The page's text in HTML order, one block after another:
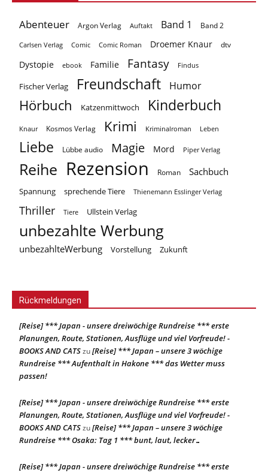
Abenteuer Argon Verlag Auftakt Band 1 Band 2
Carlsen Verlag Comic Comic Roman Droemer Knaur dtv
Dystopie ebook Familie Fantasy Findus
Fischer Verlag Freundschaft Humor
Hörbuch Katzenmittwoch Kinderbuch
Knaur Kosmos Verlag Krimi Kriminalroman Leben
Liebe Lübbe audio Magie Mord Piper Verlag
Reihe Rezension Roman Sachbuch
Spannung sprechende Tiere Thienemann Esslinger Verlag
Thriller Tiere Ullstein Verlag
unbezahlte Werbung
unbezahlteWerbung Vorstellung Zukunft
Rückmeldungen
[Reise] *** Japan - unsere dreiwöchige Rundreise *** erste
Planungen, Route, Stationen, Ausflüge und viel Vorfreude! -
BOOKS AND CATSzu[Reise] *** Japan – unsere 3 wöchige
Rundreise *** Aufenthalt in Hakone *** das Wetter muss
passen!
[Reise] *** Japan - unsere dreiwöchige Rundreise *** erste
Planungen, Route, Stationen, Ausflüge und viel Vorfreude! -
BOOKS AND CATSzu[Reise] *** Japan – unsere 3 wöchige
Rundreise *** Osaka: Tag 1 *** bunt, laut, lecker…
[Reise] *** Japan - unsere dreiwöchige Rundreise *** erste